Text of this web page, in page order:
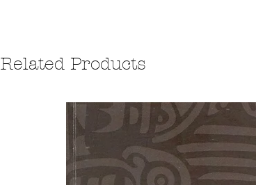
Related Products